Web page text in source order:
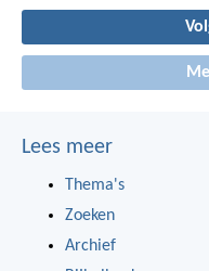
Lees meer
Thema's
Zoeken
Archief